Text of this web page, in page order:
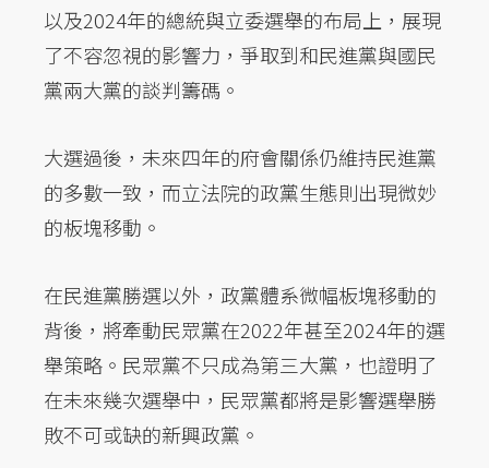
以及2024年的總統與立委選舉的布局上，展現
了不容忽視的影響力，爭取到和民進黨與國民
黨兩大黨的談判籌碼。
大選過後，未來四年的府會關係仍維持民進黨
的多數一致，而立法院的政黨生態則出現微妙
的板塊移動。
在民進黨勝選以外，政黨體系微幅板塊移動的
背後，將牽動民眾黨在2022年甚至2024年的選
舉策略。民眾黨不只成為第三大黨，也證明了
在未來幾次選舉中，民眾黨都將是影響選舉勝
敗不可或缺的新興政黨。